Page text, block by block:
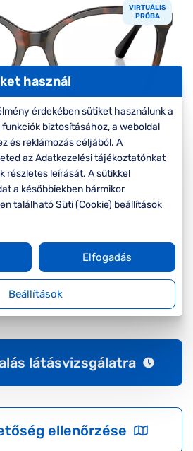
minden
szemüvegekre
Seen Belépőár
VIRTUÁLIS
PRÓBA
Virtuális
próba
vonatkozik.
látásvizsgálatra
ellenőrzése
használ
érdekében sütiket használunk a
biztosításához, a weboldal
és reklámozás céljából. A
az Adatkezelési tájékoztatónkat
részletes leírását. A sütikkel
a későbbiekben bármikor
található Süti (Cookie) beállítások
Beállítások
Elfogadás